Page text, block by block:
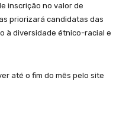
inscrição no valor de
priorizará candidatas das
à diversidade étnico-racial e
até o fim do mês pelo site